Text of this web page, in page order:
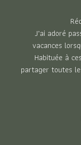
J’ai adoré
vacances
Habituée à
partager toutes